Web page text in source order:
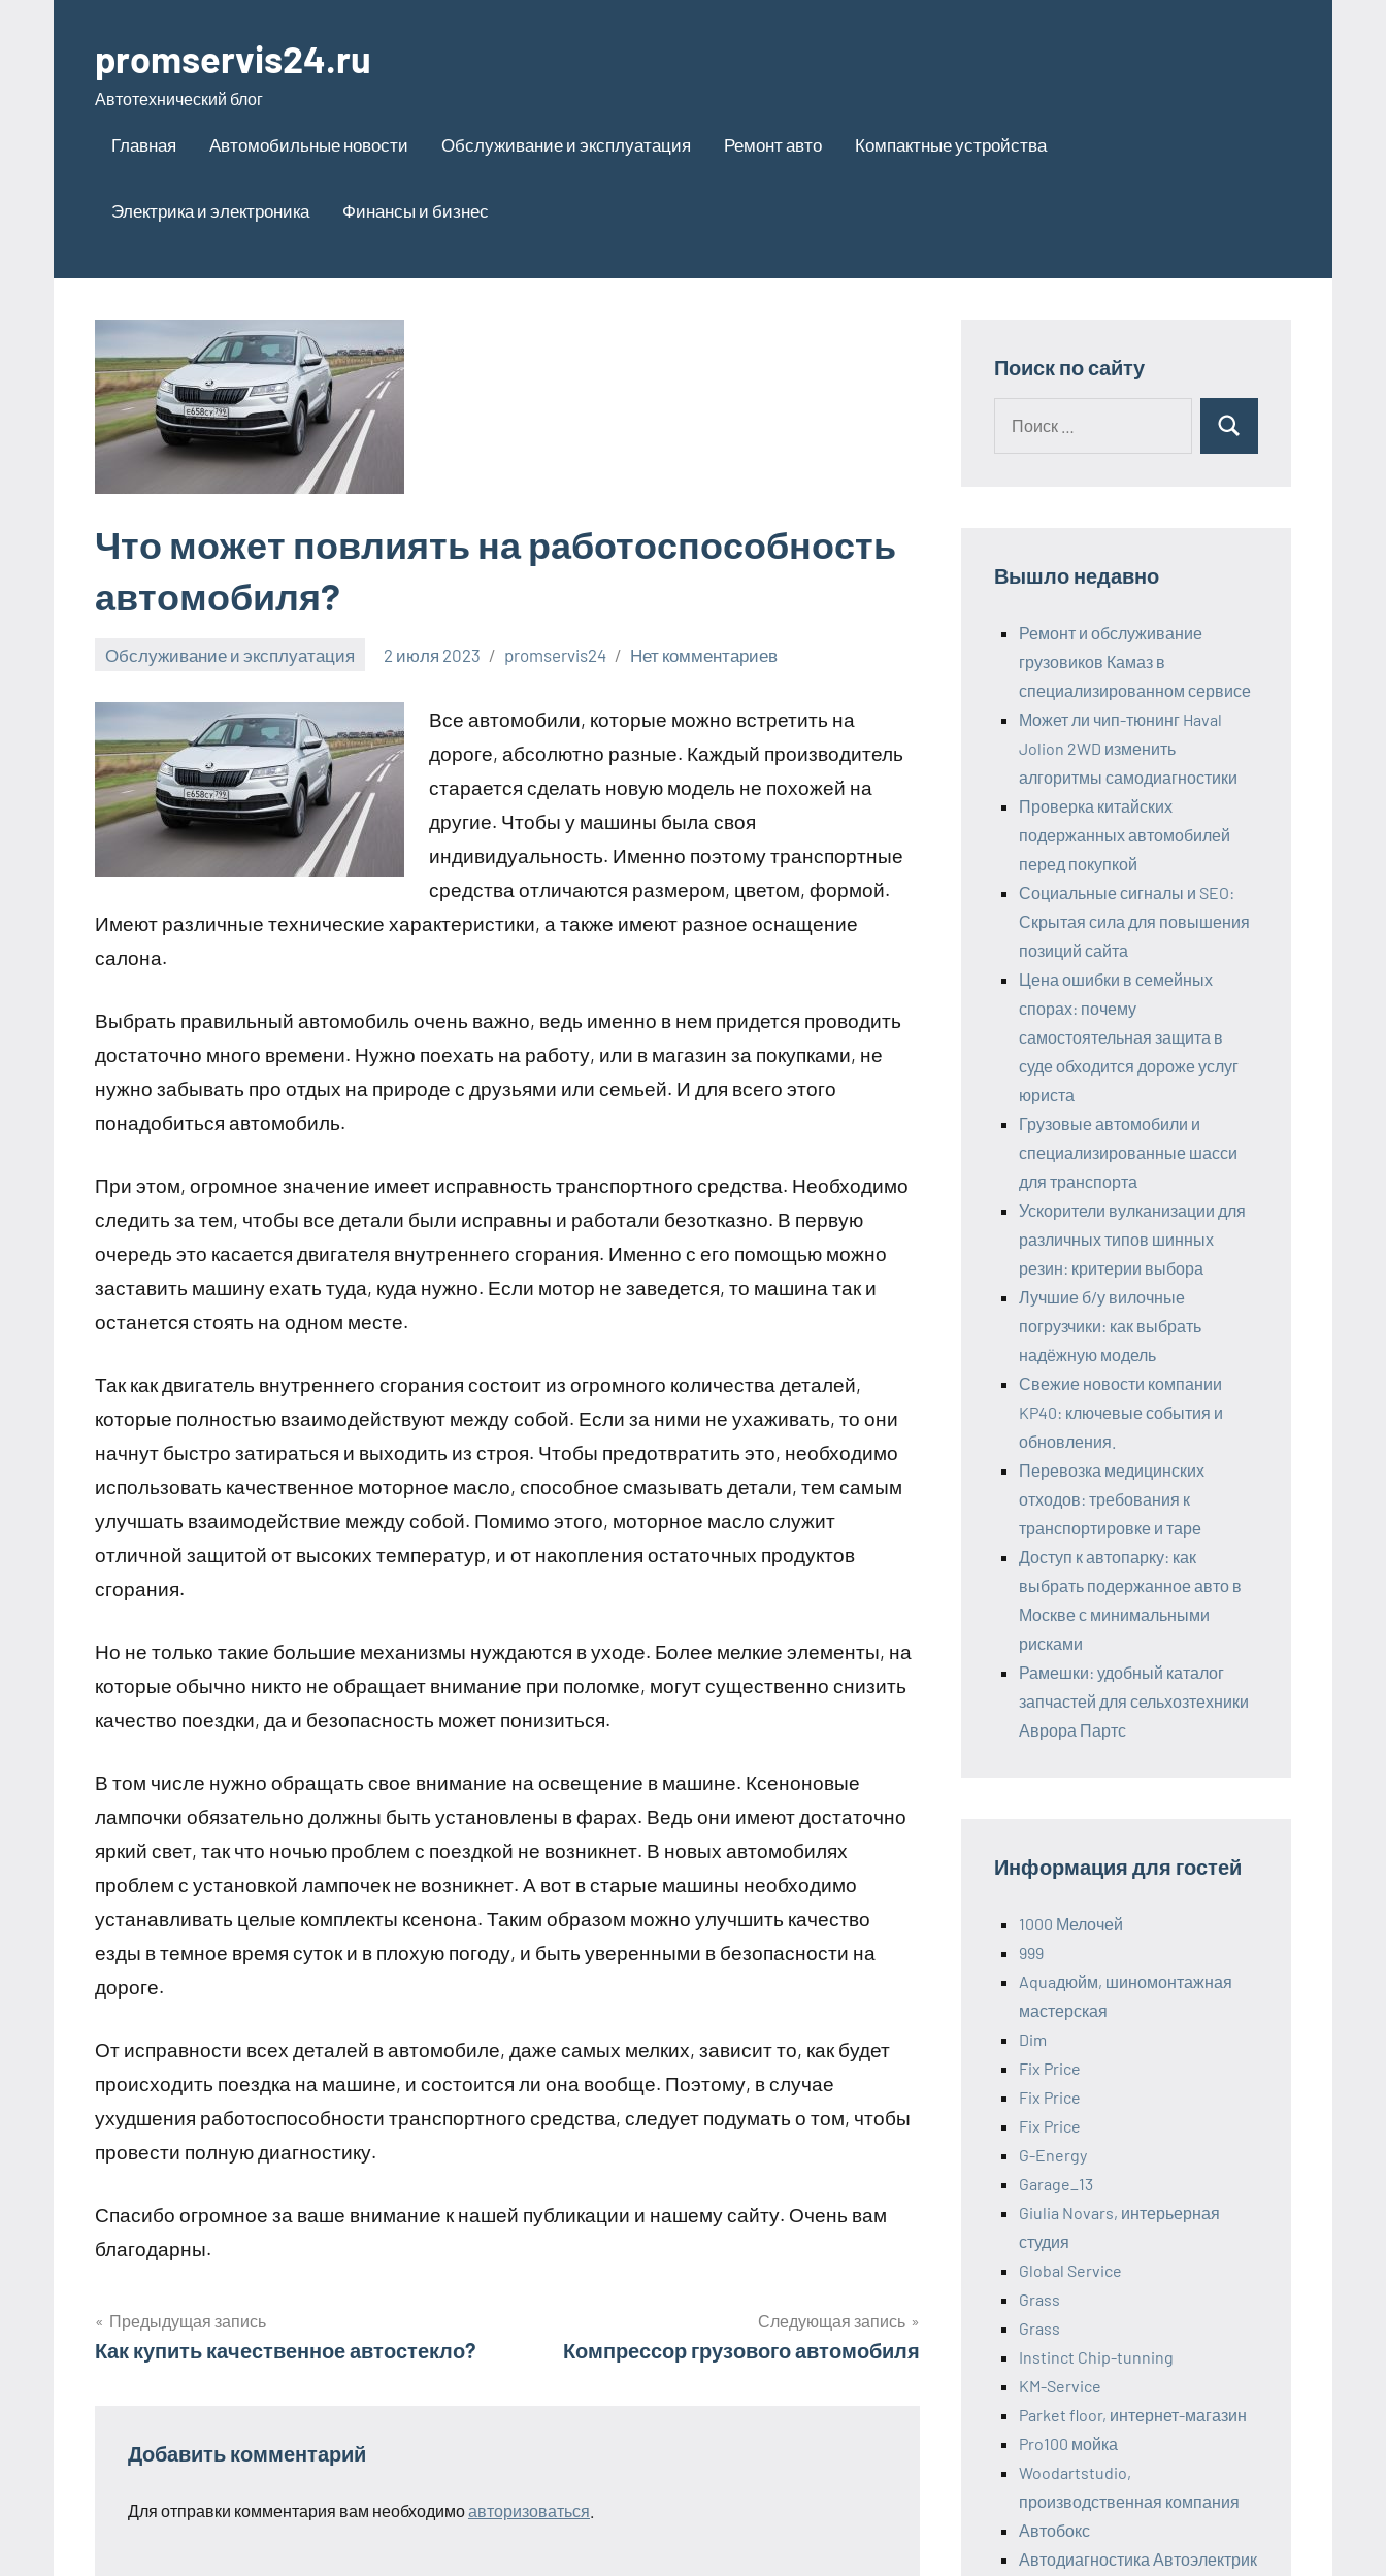
содержимому
promservis24.ru
Автотехнический блог
Главная Автомобильные новости Обслуживание и эксплуатация Ремонт авто Компактные устройства
Электрика и электроника Финансы и бизнес
Что может повлиять на работоспособность
автомобиля?
Обслуживание и эксплуатация 2 июля 2023 promservis24 Нет комментариев
Все автомобили, которые можно встретить на
дороге, абсолютно разные. Каждый производитель
старается сделать новую модель не похожей на
другие. Чтобы у машины была своя
индивидуальность. Именно поэтому транспортные
средства отличаются размером, цветом, формой.
Имеют различные технические характеристики, а также имеют разное оснащение
салона.
Выбрать правильный автомобиль очень важно, ведь именно в нем придется проводить
достаточно много времени. Нужно поехать на работу, или в магазин за покупками, не
нужно забывать про отдых на природе с друзьями или семьей. И для всего этого
понадобиться автомобиль.
При этом, огромное значение имеет исправность транспортного средства. Необходимо
следить за тем, чтобы все детали были исправны и работали безотказно. В первую
очередь это касается двигателя внутреннего сгорания. Именно с его помощью можно
заставить машину ехать туда, куда нужно. Если мотор не заведется, то машина так и
останется стоять на одном месте.
Так как двигатель внутреннего сгорания состоит из огромного количества деталей,
которые полностью взаимодействуют между собой. Если за ними не ухаживать, то они
начнут быстро затираться и выходить из строя. Чтобы предотвратить это, необходимо
использовать качественное моторное масло, способное смазывать детали, тем самым
улучшать взаимодействие между собой. Помимо этого, моторное масло служит
отличной защитой от высоких температур, и от накопления остаточных продуктов
сгорания.
Но не только такие большие механизмы нуждаются в уходе. Более мелкие элементы, на
которые обычно никто не обращает внимание при поломке, могут существенно снизить
качество поездки, да и безопасность может понизиться.
В том числе нужно обращать свое внимание на освещение в машине. Ксеноновые
лампочки обязательно должны быть установлены в фарах. Ведь они имеют достаточно
яркий свет, так что ночью проблем с поездкой не возникнет. В новых автомобилях
проблем с установкой лампочек не возникнет. А вот в старые машины необходимо
устанавливать целые комплекты ксенона. Таким образом можно улучшить качество
езды в темное время суток и в плохую погоду, и быть уверенными в безопасности на
дороге.
От исправности всех деталей в автомобиле, даже самых мелких, зависит то, как будет
происходить поездка на машине, и состоится ли она вообще. Поэтому, в случае
ухудшения работоспособности транспортного средства, следует подумать о том, чтобы
провести полную диагностику.
Спасибо огромное за ваше внимание к нашей публикации и нашему сайту. Очень вам
благодарны.
Навигация
Предыдущая запись
Как купить качественное автостекло?
Следующая запись
Компрессор грузового автомобиля
Добавить комментарий
Для отправки комментария вам необходимоавторизоваться
Поиск по сайту
Поиск
Вышло недавно
Ремонт и обслуживание
грузовиков Камаз в
специализированном сервисе
Может ли чип-тюнинг Haval
Jolion 2WD изменить
алгоритмы самодиагностики
Проверка китайских
подержанных автомобилей
перед покупкой
Социальные сигналы и SEO:
Скрытая сила для повышения
позиций сайта
Цена ошибки в семейных
спорах: почему
самостоятельная защита в
суде обходится дороже услуг
юриста
Грузовые автомобили и
специализированные шасси
для транспорта
Ускорители вулканизации для
различных типов шинных
резин: критерии выбора
Лучшие б/у вилочные
погрузчики: как выбрать
надёжную модель
Свежие новости компании
KP40: ключевые события и
обновления.
Перевозка медицинских
отходов: требования к
транспортировке и таре
Доступ к автопарку: как
выбрать подержанное авто в
Москве с минимальными
рисками
Рамешки: удобный каталог
запчастей для сельхозтехники
Аврора Партс
Информация для гостей
1000 Мелочей
999
Aquaдюйм, шиномонтажная
мастерская
Dim
Fix Price
Fix Price
Fix Price
G-Energy
Garage_13
Giulia Novars, интерьерная
студия
Global Service
Grass
Grass
Instinct Chip-tunning
KM-Service
Parket floor, интернет-магазин
Pro100 мойка
Woodartstudio,
производственная компания
Автобокс
Автодиагностика Автоэлектрик